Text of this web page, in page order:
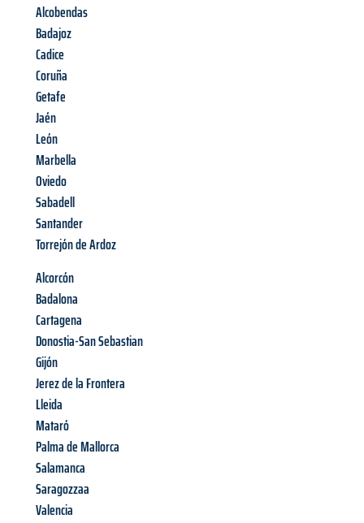
Alcobendas
Badajoz
Cadice
Coruña
Getafe
Jaén
León
Marbella
Oviedo
Sabadell
Santander
Torrejón de Ardoz
Alcorcón
Badalona
Cartagena
Donostia-San Sebastian
Gijón
Jerez de la Frontera
Lleida
Mataró
Palma de Mallorca
Salamanca
Saragozzaa
Valencia